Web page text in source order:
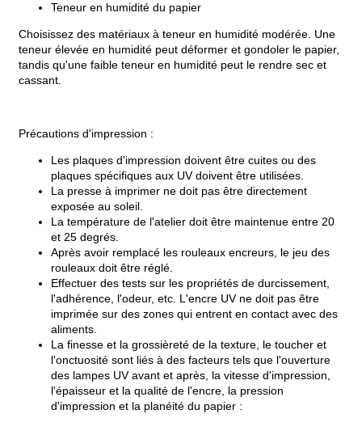
Teneur en humidité du papier
Choisissez des matériaux à teneur en humidité modérée. Une
teneur élevée en humidité peut déformer et gondoler le papier,
tandis qu'une faible teneur en humidité peut le rendre sec et
cassant.
Précautions d'impression :
Les plaques d'impression doivent être cuites ou des
plaques spécifiques aux UV doivent être utilisées.
La presse à imprimer ne doit pas être directement
exposée au soleil.
La température de l'atelier doit être maintenue entre 20
et 25 degrés.
Après avoir remplacé les rouleaux encreurs, le jeu des
rouleaux doit être réglé.
Effectuer des tests sur les propriétés de durcissement,
l'adhérence, l'odeur, etc. L'encre UV ne doit pas être
imprimée sur des zones qui entrent en contact avec des
aliments.
La finesse et la grossièreté de la texture, le toucher et
l'onctuosité sont liés à des facteurs tels que l'ouverture
des lampes UV avant et après, la vitesse d'impression,
l'épaisseur et la qualité de l'encre, la pression
d'impression et la planéité du papier :